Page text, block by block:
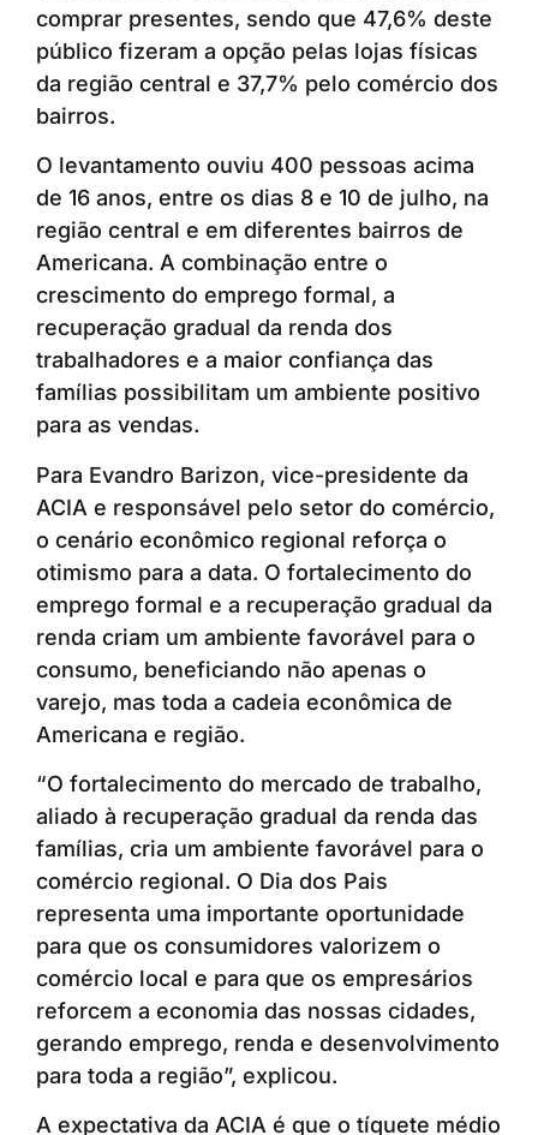
comprar presentes, sendo que 47,6% deste
público fizeram a opção pelas lojas físicas
da região central e 37,7% pelo comércio dos
bairros.
O levantamento ouviu 400 pessoas acima
de 16 anos, entre os dias 8 e 10 de julho, na
região central e em diferentes bairros de
Americana. A combinação entre o
crescimento do emprego formal, a
recuperação gradual da renda dos
trabalhadores e a maior confiança das
famílias possibilitam um ambiente positivo
para as vendas.
Para Evandro Barizon, vice-presidente da
ACIA e responsável pelo setor do comércio,
o cenário econômico regional reforça o
otimismo para a data. O fortalecimento do
emprego formal e a recuperação gradual da
renda criam um ambiente favorável para o
consumo, beneficiando não apenas o
varejo, mas toda a cadeia econômica de
Americana e região.
“O fortalecimento do mercado de trabalho,
aliado à recuperação gradual da renda das
famílias, cria um ambiente favorável para o
comércio regional. O Dia dos Pais
representa uma importante oportunidade
para que os consumidores valorizem o
comércio local e para que os empresários
reforcem a economia das nossas cidades,
gerando emprego, renda e desenvolvimento
para toda a região”, explicou.
A expectativa da ACIA é que o tíquete médio